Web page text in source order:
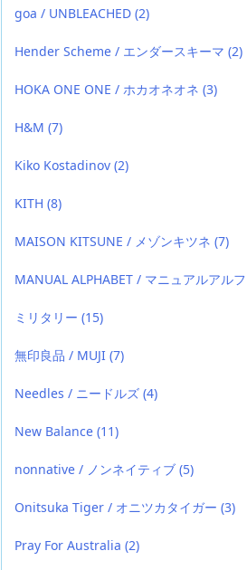
goa / UNBLEACHED (2)
Hender Scheme / エンダースキーマ (2)
HOKA ONE ONE / ホカオネオネ (3)
H&M (7)
Kiko Kostadinov (2)
KITH (8)
MAISON KITSUNE / メゾンキツネ (7)
MANUAL ALPHABET / マニュアルアル
ミリタリー (15)
無印良品 / MUJI (7)
Needles / ニードルズ (4)
New Balance (11)
nonnative / ノンネイティブ (5)
Onitsuka Tiger / オニツカタイガー (3)
Pray For Australia (2)